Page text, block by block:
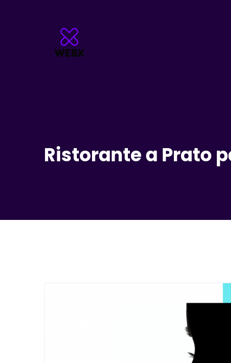
Ristorante a Prato